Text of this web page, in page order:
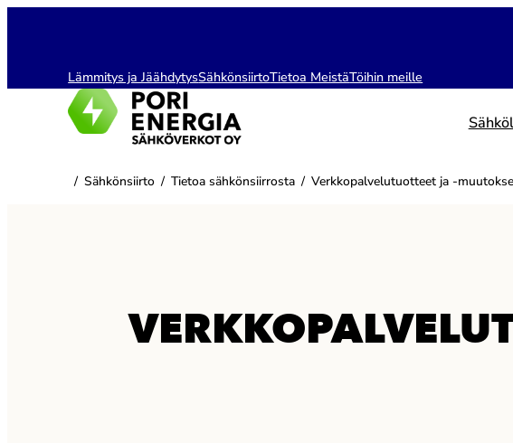
Lämmitys ja JäähdytysSähkönsiirtoTietoa MeistäTöihin meille
/ Sähkönsiirto / Tietoa sähkönsiirrosta / Verkkopalvelutuotteet ja -